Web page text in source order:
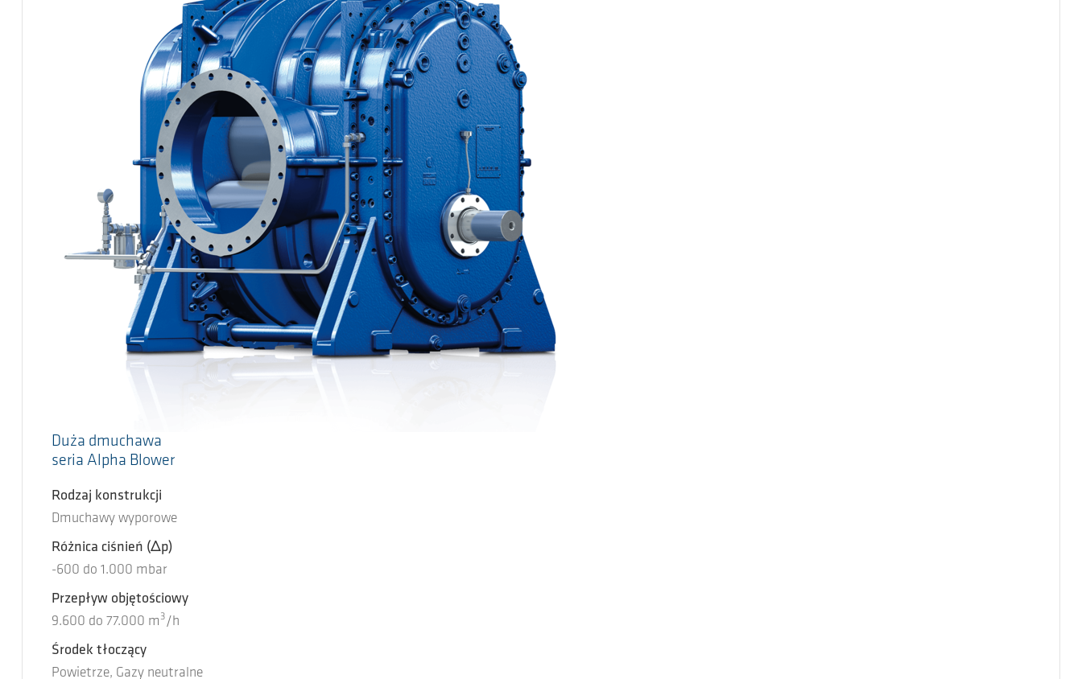
Duża dmuchawa
seria Alpha Blower
Rodzaj konstrukcji
Dmuchawy wyporowe
Różnica ciśnień (Δp)
-600 do 1.000 mbar
Przepływ objętościowy
9.600 do 77.000 m 3 /h
Środek tłoczący
Powietrze, Gazy neutralne